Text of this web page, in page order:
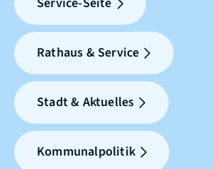
Rathaus & Service
Stadt & Aktuelles
Kommunalpolitik